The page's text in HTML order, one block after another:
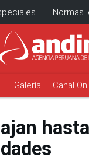
Normas
Galería Canal